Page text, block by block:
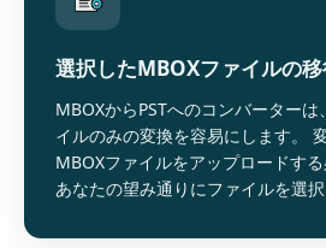
選択したMBOXファイルの
MBOXからPSTへのコンバーター
イルのみの変換を容易にします。
MBOXファイルをアップロードする
あなたの望み通りにファイルを選択